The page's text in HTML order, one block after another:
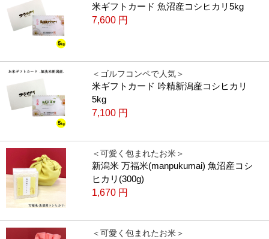
米ギフトカード 魚沼産コシヒカリ5kg
7,600 円
＜ゴルフコンペで人気＞
米ギフトカード 吟精新潟産コシヒカリ
5kg
7,100 円
＜可愛く包まれたお米＞
新潟米 万福米(manpukumai) 魚沼産コシ
ヒカリ(300g)
1,670 円
＜可愛く包まれたお米＞